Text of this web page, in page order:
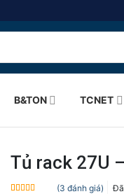
B&TON TCNET
Tủ rack 27U
(3 đánh giá)